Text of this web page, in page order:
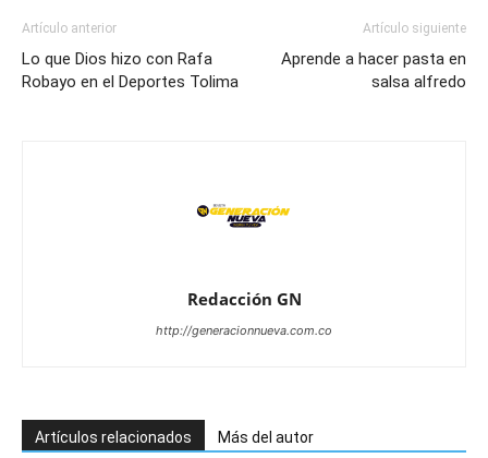
Artículo anterior
Lo que Dios hizo con Rafa
Robayo en el Deportes Tolima
Artículo siguiente
Aprende a hacer pasta en
salsa alfredo
Redacción GN
http://generacionnueva.com.co
Artículos relacionados Más del autor